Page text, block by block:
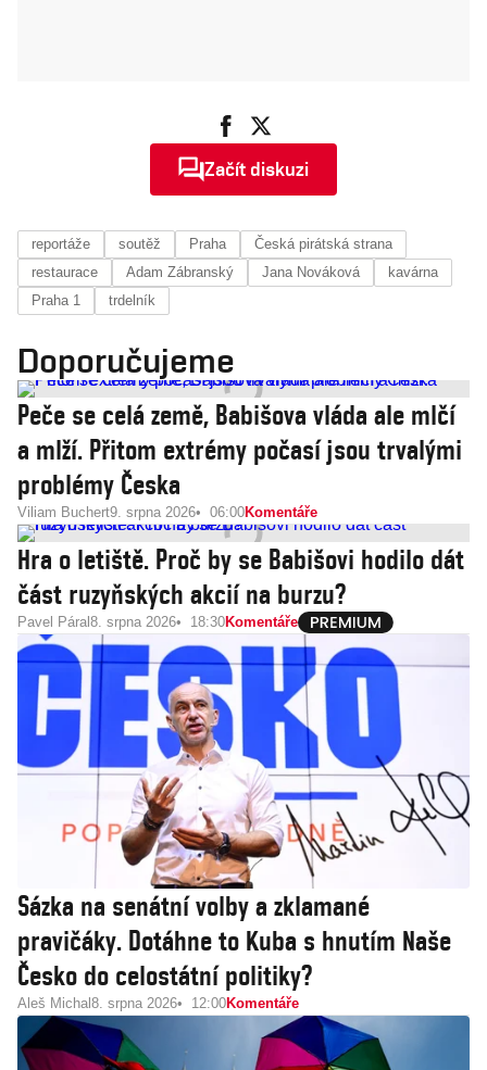
Začít diskuzi
reportáže soutěž Praha
Česká pirátská strana
restaurace
Adam Zábranský Jana Nováková
kavárna
Praha 1
trdelník
Doporučujeme
Peče se celá země, Babišova vláda ale mlčí
a mlží. Přitom extrémy počasí jsou trvalými
problémy Česka
Viliam Buchert9. srpna 2026 06:00Komentáře
Hra o letiště. Proč by se Babišovi hodilo dát
část ruzyňských akcií na burzu?
Pavel Páral 8. srpna 2026 18:30Komentáře
Sázka na senátní volby a zklamané
pravičáky. Dotáhne to Kuba s hnutím Naše
Česko do celostátní politiky?
Aleš Michal 8. srpna 2026 12:00Komentáře